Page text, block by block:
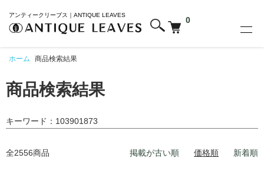
アンティークリーブス｜ANTIQUE LEAVES
0
ホーム 商品検索結果
商品検索結果
キーワード：103901873
全2556商品 掲載が古い順 価格順 新着順